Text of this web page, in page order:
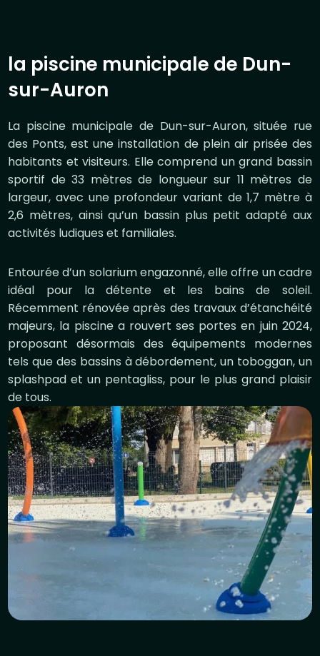
la piscine municipale de Dun-
sur-Auron
La piscine municipale de Dun-sur-Auron, située rue
des Ponts, est une installation de plein air prisée des
habitants et visiteurs. Elle comprend un grand bassin
sportif de 33 mètres de longueur sur 11 mètres de
largeur, avec une profondeur variant de 1,7 mètre à
2,6 mètres, ainsi qu’un bassin plus petit adapté aux
activités ludiques et familiales.
Entourée d’un solarium engazonné, elle offre un cadre
idéal pour la détente et les bains de soleil.
Récemment rénovée après des travaux d’étanchéité
majeurs, la piscine a rouvert ses portes en juin 2024,
proposant désormais des équipements modernes
tels que des bassins à débordement, un toboggan, un
splashpad et un pentagliss, pour le plus grand plaisir
de tous.